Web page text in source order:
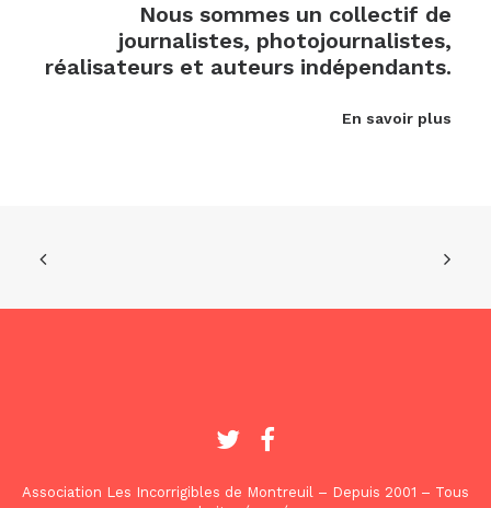
Nous sommes un collectif de
journalistes, photojournalistes,
réalisateurs et auteurs indépendants.
En savoir plus
Association Les Incorrigibles de Montreuil – Depuis 2001 – Tous